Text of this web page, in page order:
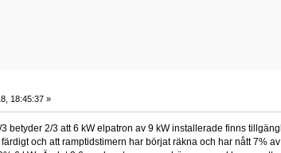
18:45:37 »
betyder 2/3 att 6 kW elpatron av 9 kW installerade finns
och att ramptidstimern har börjat räkna och har nått 7%